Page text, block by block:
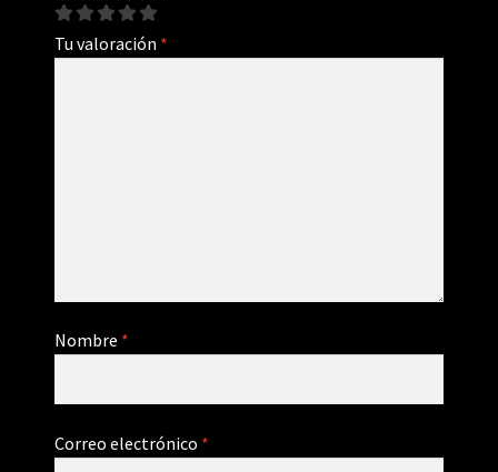
Tu valoración *
Nombre *
Correo electrónico *